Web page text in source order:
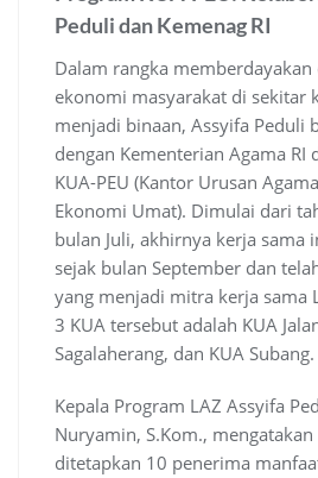
Peduli dan Kemenag RI
Dalam rangka
ekonomi masyarakat di sekitar
menjadi binaan, Assyifa Peduli
dengan Kementerian Agama RI
KUA-PEU (Kantor Urusan
Ekonomi Umat). Dimulai dari
bulan Juli, akhirnya kerja sama
sejak bulan September dan
yang menjadi mitra kerja sama
3 KUA tersebut adalah KUA
Sagalaherang, dan KUA Subang.
Kepala Program LAZ Assyifa
Nuryamin, S.Kom.,
ditetapkan 10 penerima